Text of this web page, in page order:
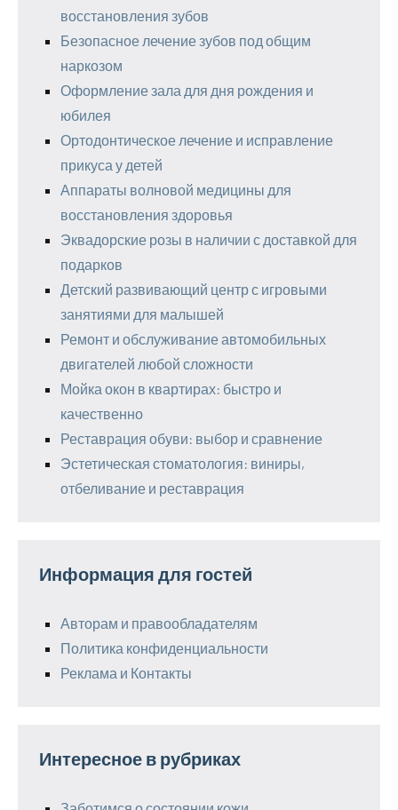
восстановления зубов
Безопасное лечение зубов под общим
наркозом
Оформление зала для дня рождения и
юбилея
Ортодонтическое лечение и исправление
прикуса у детей
Аппараты волновой медицины для
восстановления здоровья
Эквадорские розы в наличии с доставкой для
подарков
Детский развивающий центр с игровыми
занятиями для малышей
Ремонт и обслуживание автомобильных
двигателей любой сложности
Мойка окон в квартирах: быстро и
качественно
Реставрация обуви: выбор и сравнение
Эстетическая стоматология: виниры,
отбеливание и реставрация
Информация для гостей
Авторам и правообладателям
Политика конфиденциальности
Реклама и Контакты
Интересное в рубриках